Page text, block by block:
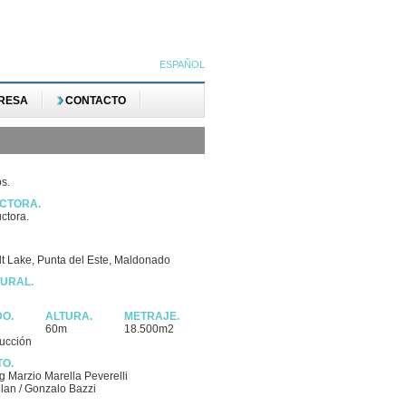
ESPAÑOL
CONTACTO
Lake, Punta del Este, Maldonado
ALTURA.
METRAJE.
60m 18.500m2
Marzio Marella Peverelli
/ Gonzalo Bazzi